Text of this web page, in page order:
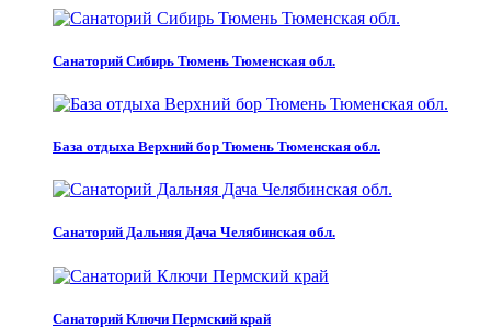
Санаторий Сибирь Тюмень Тюменская обл.
База отдыха Верхний бор Тюмень Тюменская обл.
Санаторий Дальняя Дача Челябинская обл.
Санаторий Ключи Пермский край